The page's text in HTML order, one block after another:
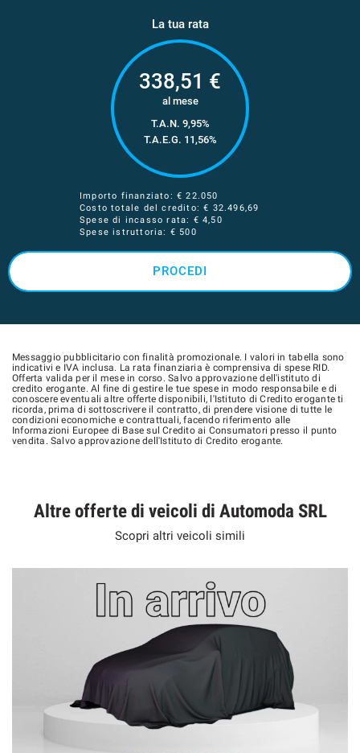
La tua rata
338,51 €
al mese
T.A.N. 9,95%
T.A.E.G. 11,56%
Importo finanziato: €22.050
Costo totale del credito: € 32.496,69
Spese di incasso rata: € 4,50
Spese istruttoria: € 500
PROCEDI
Messaggio pubblicitario con finalità promozionale. I valori in tabella sono
indicativi e IVA inclusa. La rata finanziaria è comprensiva di spese RID.
Offerta valida per il mese in corso. Salvo approvazione dell'istituto di
credito erogante. Al fine di gestire le tue spese in modo responsabile e di
conoscere eventuali altre offerte disponibili, l'Istituto di Credito erogante ti
ricorda, prima di sottoscrivere il contratto, di prendere visione di tutte le
condizioni economiche e contrattuali, facendo riferimento alle
Informazioni Europee di Base sul Credito ai Consumatori presso il punto
vendita. Salvo approvazione dell'Istituto di Credito erogante.
Altre offerte di veicoli di Automoda SRL
Scopri altri veicoli simili